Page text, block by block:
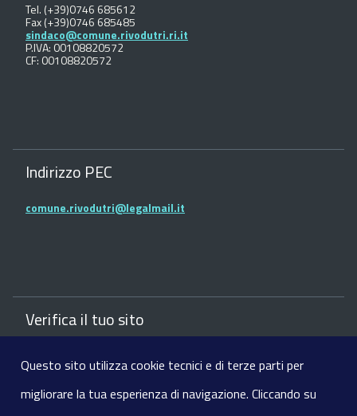
Tel. (+39)0746 685612
Fax (+39)0746 685485
sindaco@comune.rivodutri.ri.it
P.IVA: 00108820572
CF: 00108820572
Indirizzo PEC
comune.rivodutri@legalmail.it
Verifica il tuo sito
Trasparenza dei siti web
Questo sito utilizza cookie tecnici e di terze parti per
migliorare la tua esperienza di navigazione. Cliccando su